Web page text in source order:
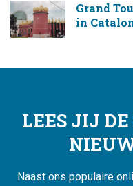
Grand
in
LEES JIJ
Naast ons populaire